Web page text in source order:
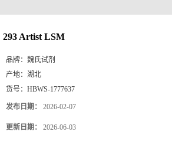
293 Artist LSM
品牌： 魏氏试剂
产地： 湖北
货号： HBWS-1777637
发布日期： 2026-02-07
更新日期： 2026-06-03